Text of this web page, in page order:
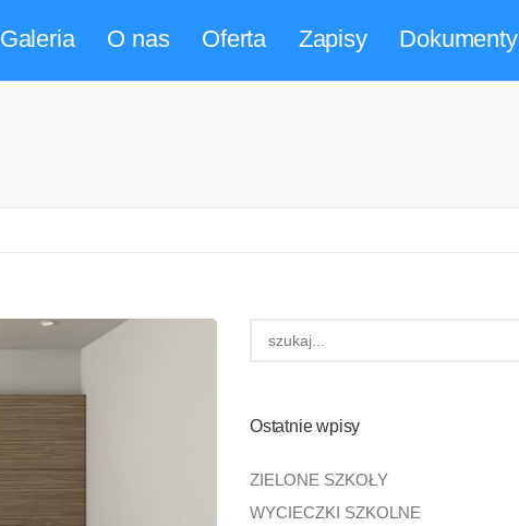
Galeria O nas Oferta Zapisy Dokumenty
Ostatnie wpisy
ZIELONE SZKOŁY
WYCIECZKI SZKOLNE